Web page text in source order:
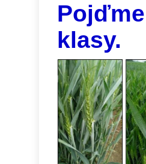
klasy.